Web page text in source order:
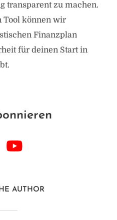
transparent zu machen.
Tool können wir
Finanzplan
für deinen Start in
AUTHOR